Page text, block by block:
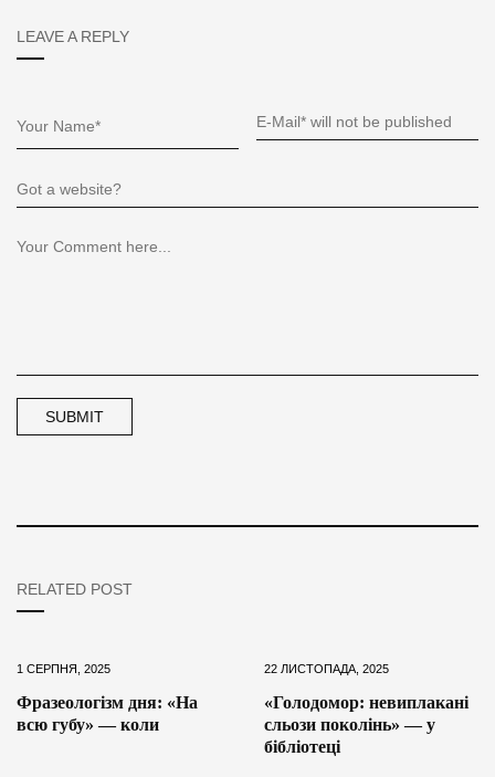
LEAVE A REPLY
RELATED POST
1 СЕРПНЯ, 2025
Фразеологізм дня: «На
всю губу» — коли
22 ЛИСТОПАДА, 2025
«Голодомор: невиплакані
сльози поколінь» — у
бібліотеці